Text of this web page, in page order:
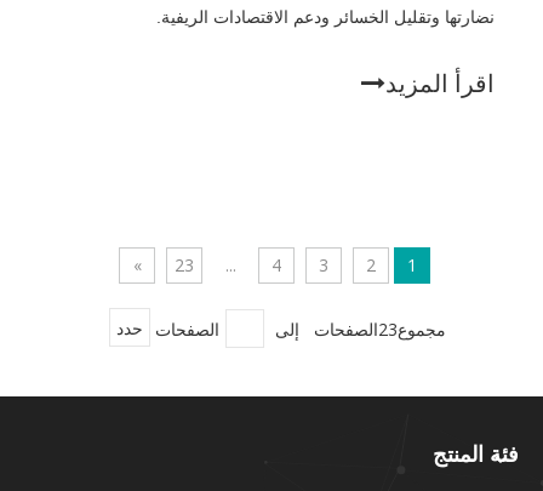
نضارتها وتقليل الخسائر ودعم الاقتصادات الريفية.
اقرأ المزيد
1
2
3
4
...
23
»
مجموع23الصفحات إلى الصفحات حدد
فئة المنتج